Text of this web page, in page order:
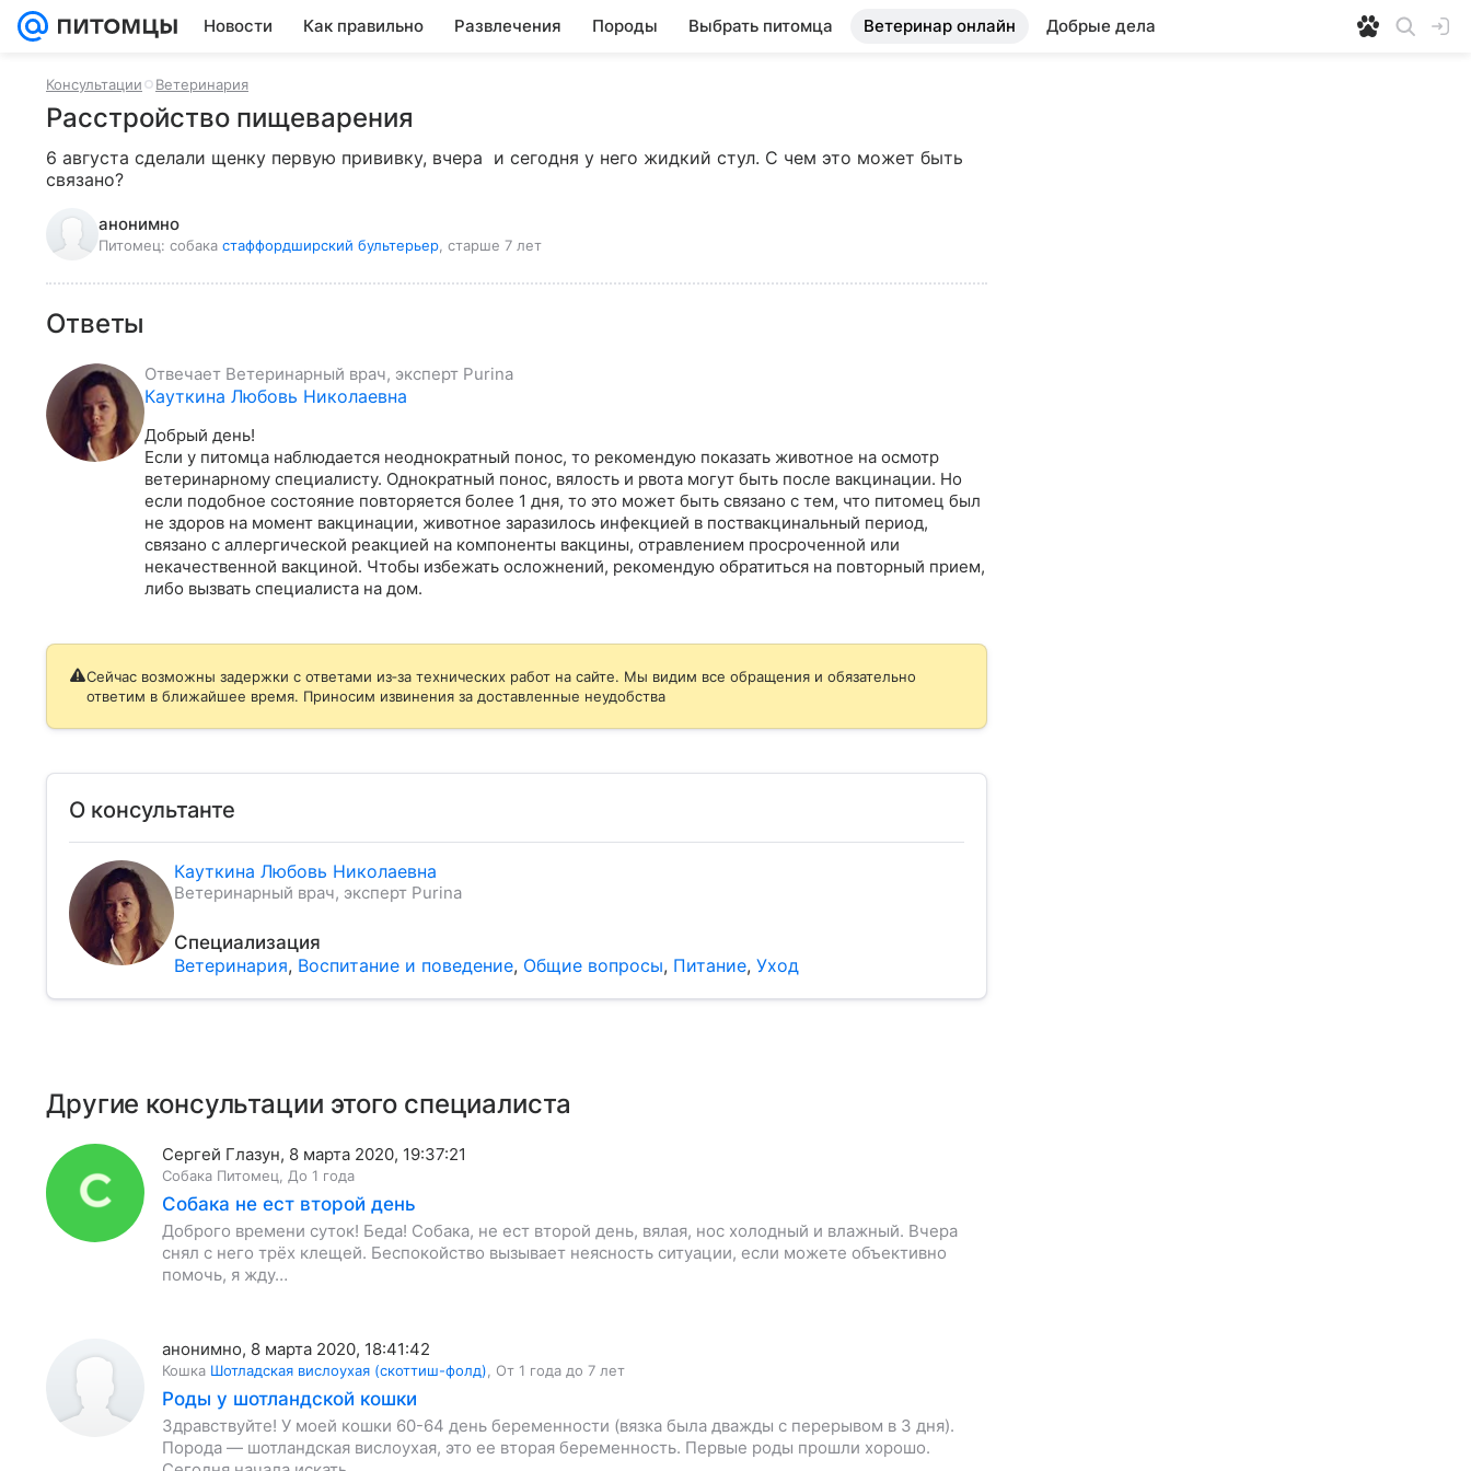
Новости Как правильно Развлечения Породы Выбрать питомца Ветеринар онлайн Добрые дела
Консультации Ветеринария
Расстройство пищеварения
6 августа сделали щенку первую прививку, вчера  и сегодня у него жидкий стул. С чем это может быть
связано?
анонимно
Питомец: собака стаффордширский бультерьер , старше 7 лет
Ответы
Отвечает Ветеринарный врач, эксперт Purina
Кауткина Любовь Николаевна
Добрый день!
Если у питомца наблюдается неоднократный понос, то рекомендую показать животное на осмотр
ветеринарному специалисту. Однократный понос, вялость и рвота могут быть после вакцинации. Но
если подобное состояние повторяется более 1 дня, то это может быть связано с тем, что питомец был
не здоров на момент вакцинации, животное заразилось инфекцией в поствакцинальный период,
связано с аллергической реакцией на компоненты вакцины, отравлением просроченной или
некачественной вакциной. Чтобы избежать осложнений, рекомендую обратиться на повторный прием,
либо вызвать специалиста на дом.
Сейчас возможны задержки с ответами из‑за технических работ на сайте. Мы видим все обращения и обязательно
ответим в ближайшее время. Приносим извинения за доставленные неудобства
О консультанте
Кауткина Любовь Николаевна
Ветеринарный врач, эксперт Purina
Специализация
Ветеринария, Воспитание и поведение, Общие вопросы, Питание, Уход
Другие консультации этого специалиста
Сергей Глазун, 8 марта 2020, 19:37:21
Собака Питомец До 1 года
Собака не ест второй день
Доброго времени суток! Беда! Собака, не ест второй день, вялая, нос холодный и влажный. Вчера
снял с него трёх клещей. Беспокойство вызывает неясность ситуации, если можете объективно
помочь, я жду…
анонимно, 8 марта 2020, 18:41:42
Кошка Шотладская вислоухая (скоттиш-фолд) От 1 года до 7 лет
Роды у шотландской кошки
Здравствуйте! У моей кошки 60-64 день беременности (вязка была дважды с перерывом в 3 дня).
Порода — шотландская вислоухая, это ее вторая беременность. Первые роды прошли хорошо.